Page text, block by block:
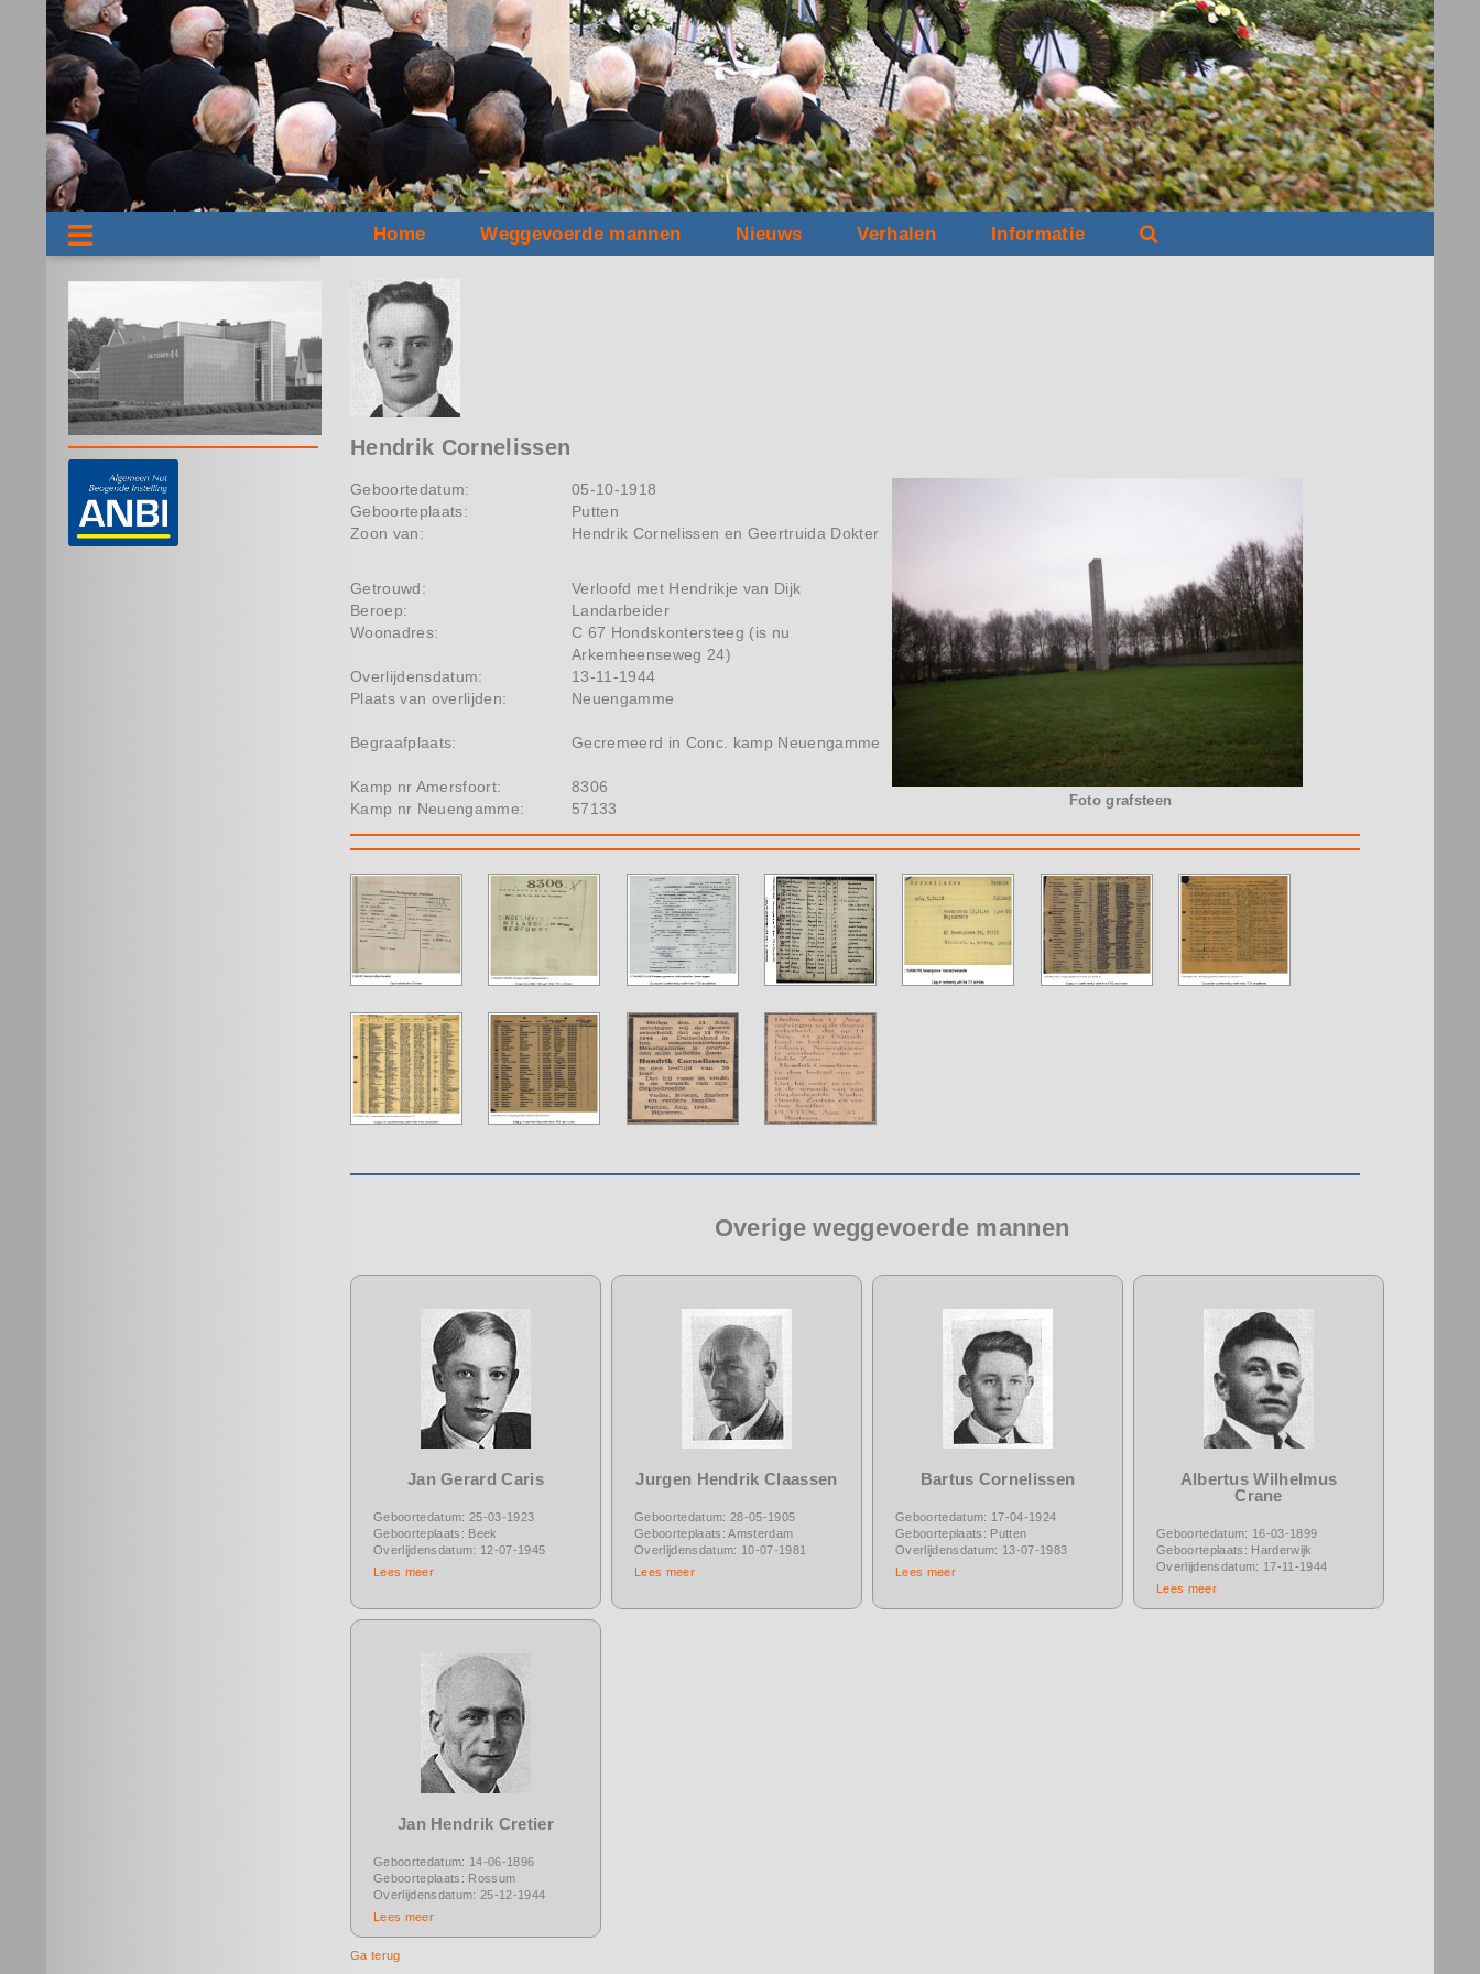
Home Weggevoerde mannen Nieuws Verhalen Informatie
Hendrik Cornelissen
Geboortedatum:
05-10-1918
Geboorteplaats:
Putten
Zoon van:
Hendrik Cornelissen en Geertruida Dokter
Getrouwd:
Verloofd met Hendrikje van Dijk
Beroep:
Landarbeider
Woonadres:
C 67 Hondskontersteeg (is nu
Arkemheenseweg 24)
Overlijdensdatum:
13-11-1944
Plaats van overlijden:
Neuengamme
Begraafplaats: Gecremeerd in Conc. kamp Neuengamme
Kamp nr Amersfoort:
8306
Kamp nr Neuengamme:
57133 Foto grafsteen
Overige weggevoerde mannen
Jan Gerard Caris
Geboortedatum: 25-03-1923
Geboorteplaats: Beek
Overlijdensdatum: 12-07-1945
Lees meer
Jurgen Hendrik Claassen
Geboortedatum: 28-05-1905
Geboorteplaats: Amsterdam
Overlijdensdatum: 10-07-1981
Lees meer
Bartus Cornelissen
Geboortedatum: 17-04-1924
Geboorteplaats: Putten
Overlijdensdatum: 13-07-1983
Lees meer
Albertus Wilhelmus
Crane
Geboortedatum: 16-03-1899
Geboorteplaats: Harderwijk
Overlijdensdatum: 17-11-1944
Lees meer
Jan Hendrik Cretier
Geboortedatum: 14-06-1896
Geboorteplaats: Rossum
Overlijdensdatum: 25-12-1944
Lees meer
Ga terug